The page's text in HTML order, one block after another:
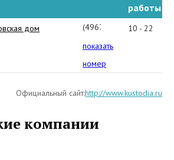
работы
дом
(4967)
75-
88-
показать
номер
10 - 22
Официальный сайт:http://www.kustodia.ru
компании